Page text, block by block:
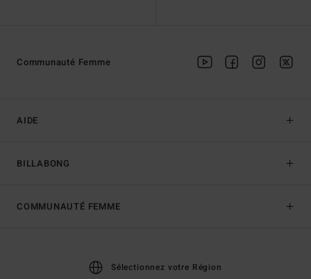
AIDE
BILLABONG
Communauté Femme
COMMUNAUTÉ FEMME
Sélectionnez votre Région